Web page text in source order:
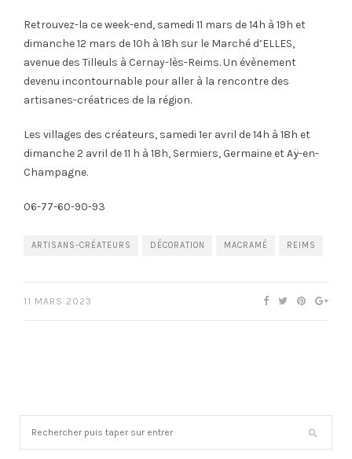
Retrouvez-la ce week-end, samedi 11 mars de 14h à 19h et
dimanche 12 mars de 10h à 18h sur le Marché d’ELLES,
avenue des Tilleuls à Cernay-lès-Reims. Un évènement
devenu incontournable pour aller à la rencontre des
artisanes-créatrices de la région.
Les villages des créateurs, samedi 1er avril de 14h à 18h et
dimanche 2 avril de 11 h à 18h, Sermiers, Germaine et Aÿ-en-
Champagne.
06-77-60-90-93
ARTISANS-CRÉATEURS DÉCORATION MACRAMÉ REIMS
11 MARS 2023